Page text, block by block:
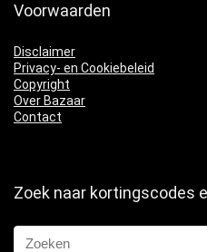
Voorwaarden
Disclaimer
Privacy- en Cookiebeleid
Copyright
Over Bazaar
Contact
Zoek naar kortingscodes